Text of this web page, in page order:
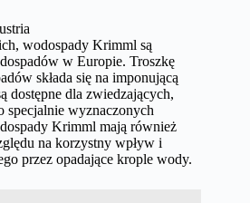
wodospady Krimml są
w Europie. Troszkę
składa się na imponującą
dostępne dla zwiedzających,
specjalnie wyznaczonych
Krimml mają również
na korzystny wpływ i
przez opadające krople wody.